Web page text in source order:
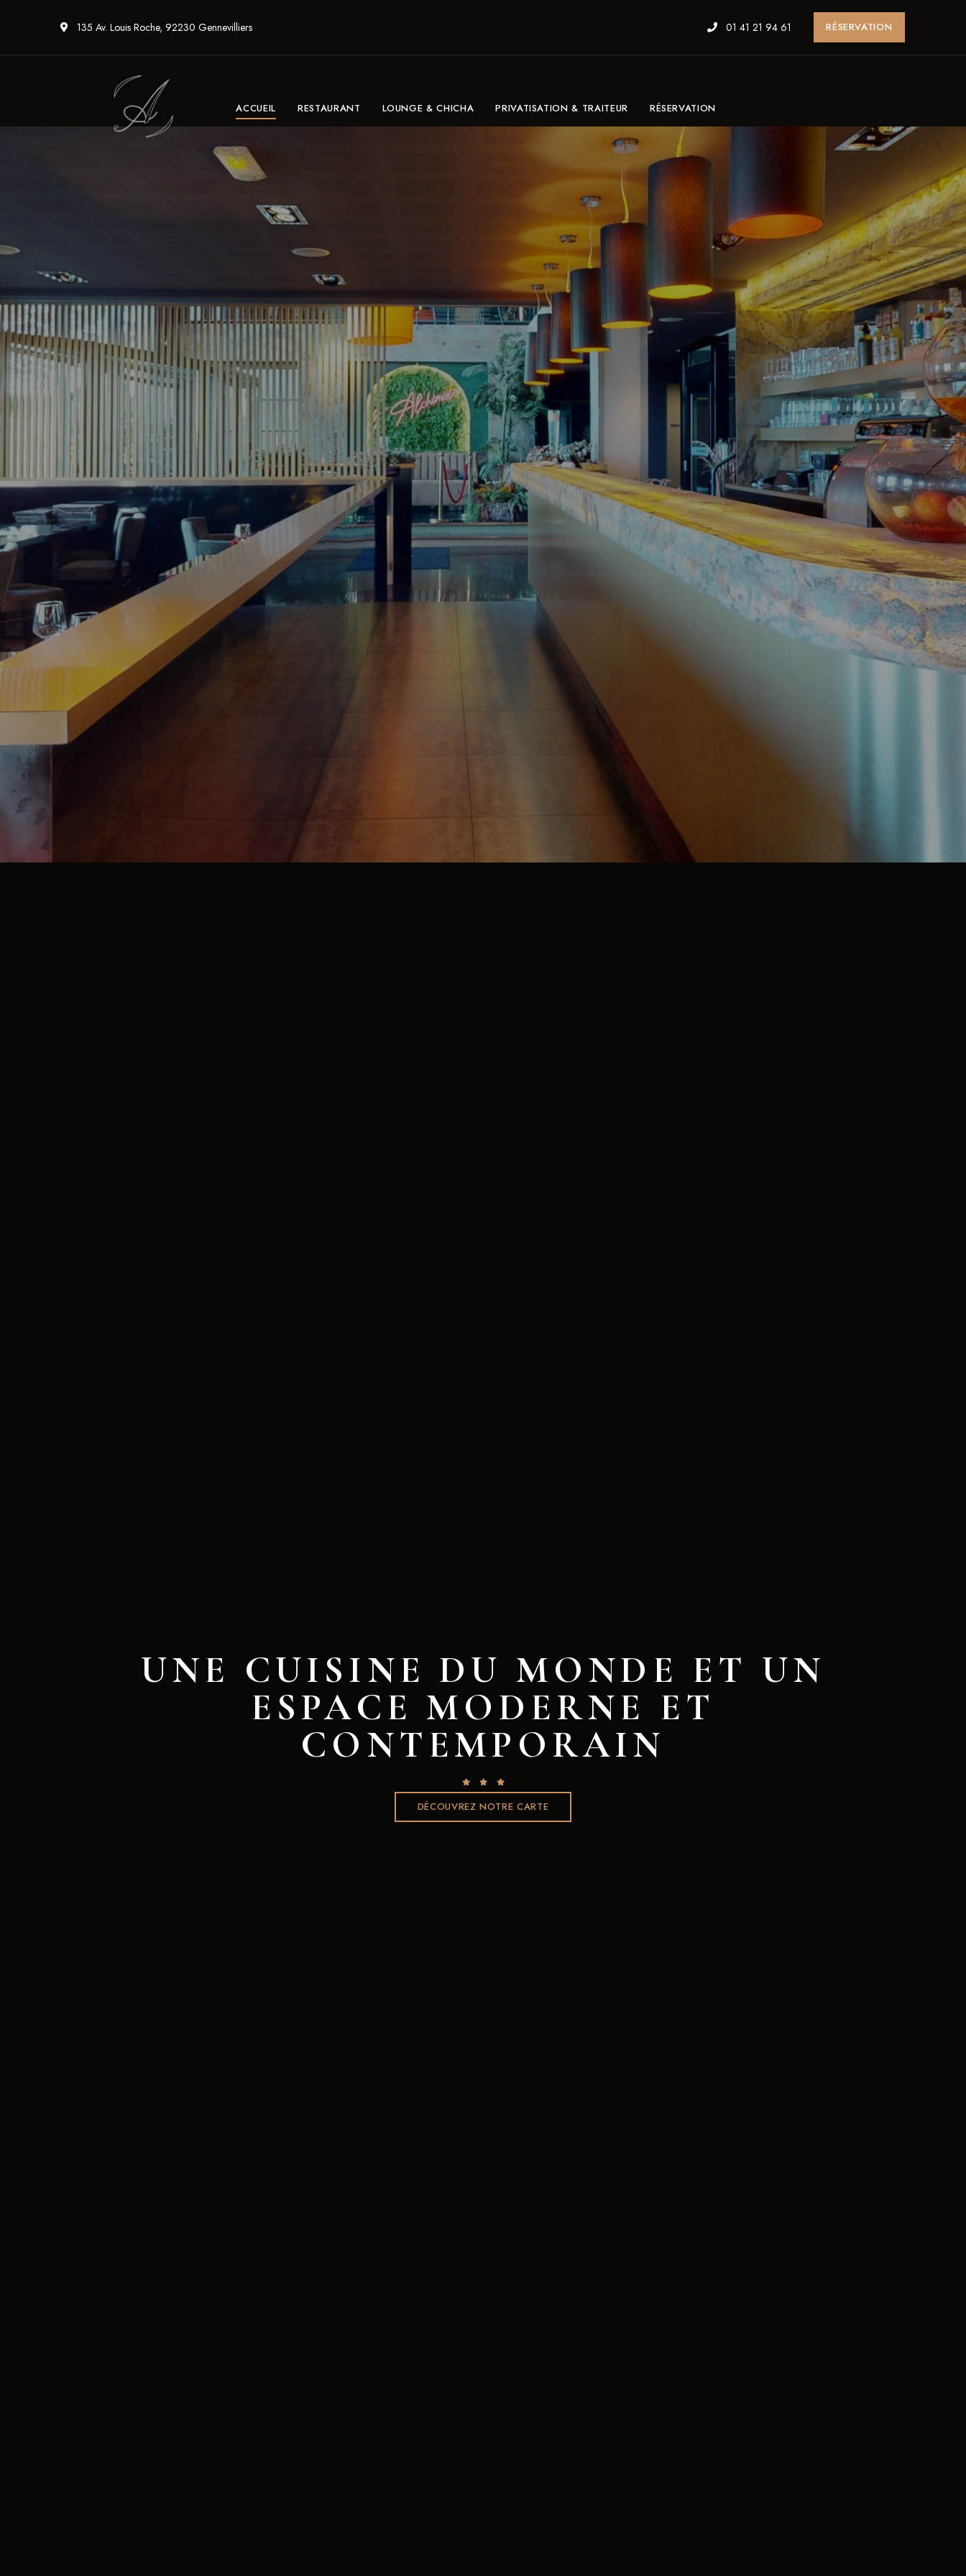
135 Av. Louis Roche, 92230 Gennevilliers 01 41 21 94 61 RÉSERVATION
ACCUEIL RESTAURANT LOUNGE & CHICHA PRIVATISATION & TRAITEUR RÉSERVATION
UNE CUISINE DU MONDE ET UN
ESPACE MODERNE ET
CONTEMPORAIN
DÉCOUVREZ NOTRE CARTE